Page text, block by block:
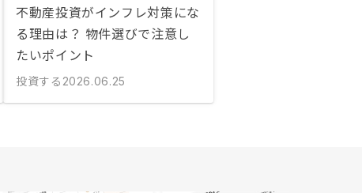
不動産投資がインフレ対策にな
る理由は？ 物件選びで注意し
たいポイント
投資する 2026.06.25